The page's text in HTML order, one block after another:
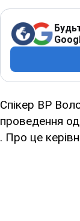
Спікер ВР
проведення
. Про це